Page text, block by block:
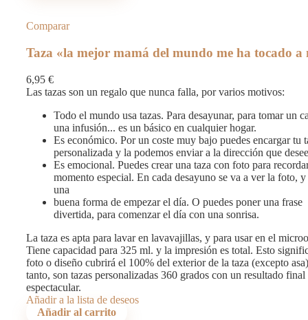
Comparar
Taza «la mejor mamá del mundo me ha tocado a
6,95 €
Las tazas son un regalo que nunca falla, por varios motivos:
Todo el mundo usa tazas. Para desayunar, para tomar un
una infusión... es un básico en cualquier hogar.
Es económico. Por un coste muy bajo puedes encargar tu
personalizada y la podemos enviar a la dirección que
Es emocional. Puedes crear una taza con foto para
momento especial. En cada desayuno se va a ver la foto, y
una
buena forma de empezar el día. O puedes poner una frase
divertida, para comenzar el día con una sonrisa.
La taza es apta para lavar en lavavajillas, y para usar en el
Tiene capacidad para 325 ml. y la impresión es total. Esto
foto o diseño cubrirá el 100% del exterior de la taza (excepto
tanto, son tazas personalizadas 360 grados con un resultado final
espectacular.
Añadir a la lista de deseos
Añadir al carrito